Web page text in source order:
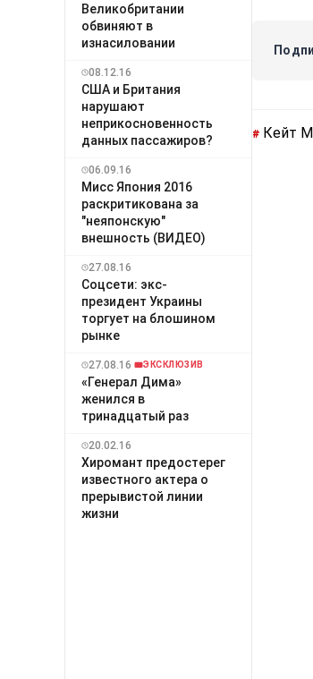
Великобритании
обвиняют в
изнасиловании
08.12.16
США и Британия
нарушают
неприкосновенность
данных пассажиров?
06.09.16
Мисс Япония 2016
раскритикована за
"неяпонскую"
внешность (ВИДЕО)
27.08.16
Соцсети: экс-
президент Украины
торгует на блошином
рынке
27.08.16 ЭКСКЛЮЗИВ
«Генерал Дима»
женился в
тринадцатый раз
20.02.16
Хиромант предостерег
известного актера о
прерывистой линии
жизни
# Кейт